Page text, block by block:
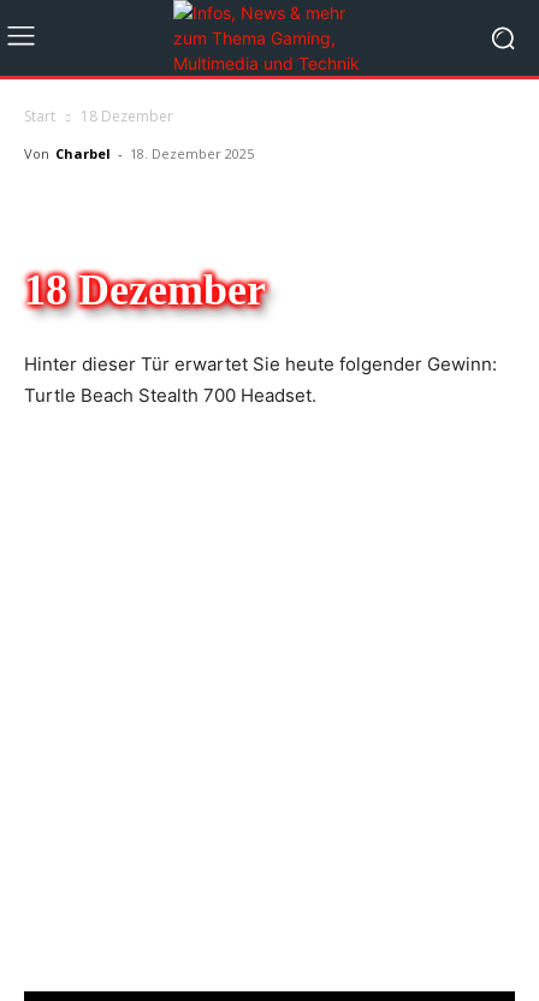
Start 18 Dezember
Von Charbel - 18. Dezember 2025
18 Dezember
Hinter dieser Tür erwartet Sie heute folgender Gewinn:
Turtle Beach Stealth 700 Headset.